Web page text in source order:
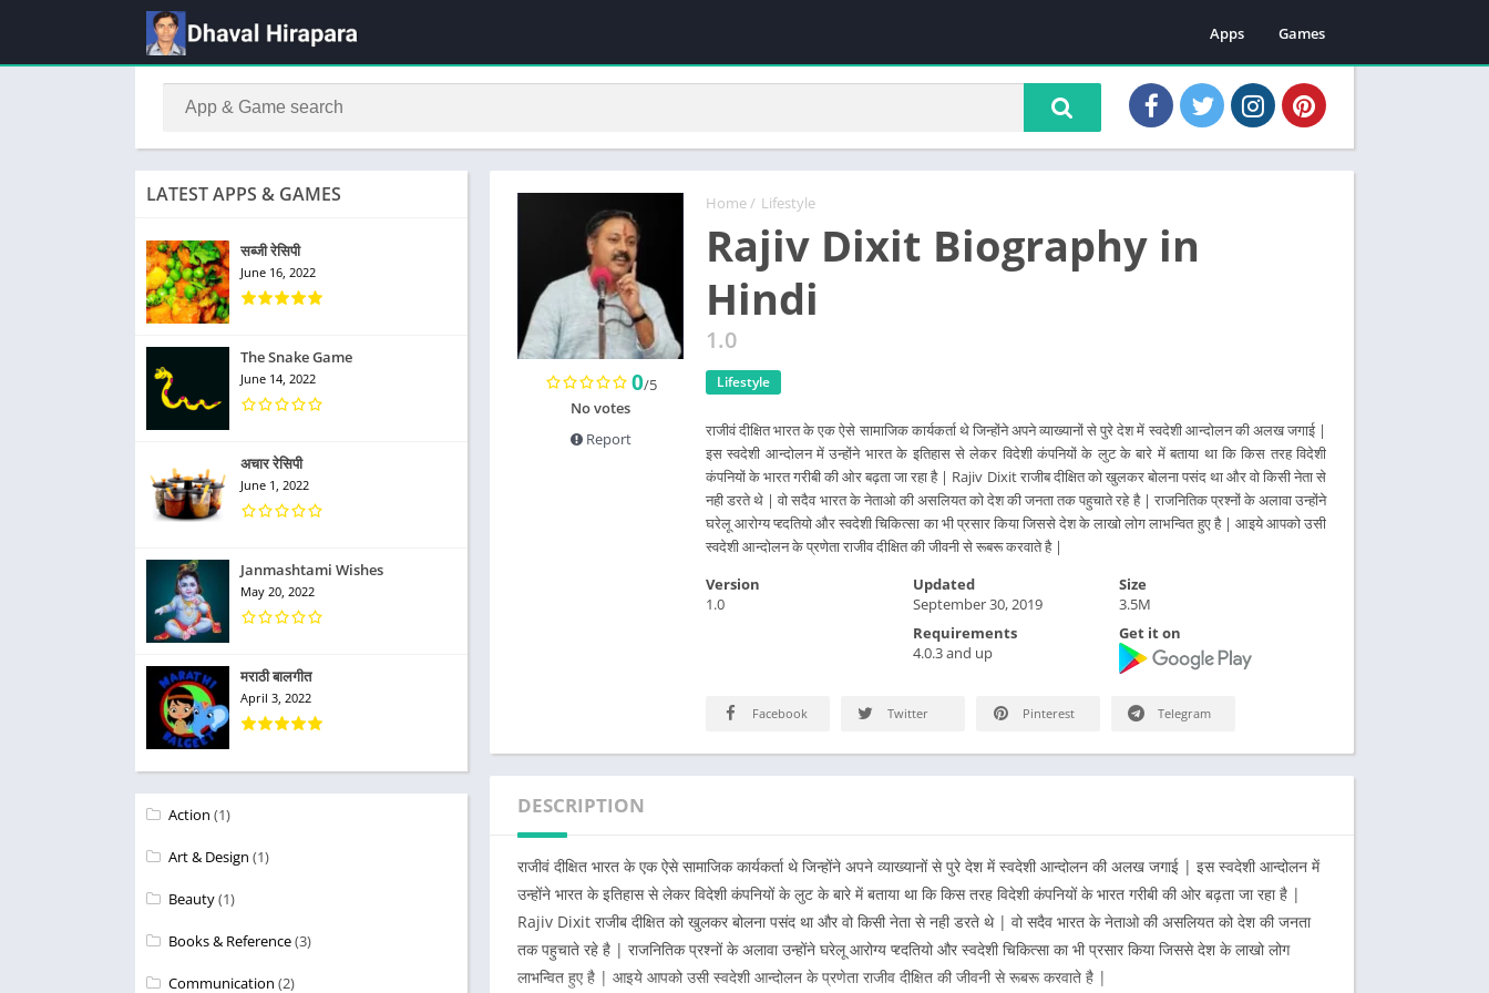
Apps Games
Home/ Lifestyle
Rajiv Dixit Biography in
Hindi
1.0
Lifestyle
राजीवं दीक्षित भारत के एक ऐसे सामाजिक कार्यकर्ता थे जिन्होंने अपने व्याख्यानों से पुरे देश में स्वदेशी आन्दोलन की अलख जगाई |
इस स्वदेशी आन्दोलन में उन्होंने भारत के इतिहास से लेकर विदेशी कंपनियों के लुट के बारे में बताया था कि किस तरह विदेशी
कंपनियों के भारत गरीबी की ओर बढ़ता जा रहा है | Rajiv Dixit राजीब दीक्षित को खुलकर बोलना पसंद था और वो किसी नेता से
नही डरते थे | वो सदैव भारत के नेताओ की असलियत को देश की जनता तक पहुचाते रहे है | राजनितिक प्रश्नों के अलावा उन्होंने
घरेलू आरोग्य प्द्द्दतियो और स्वदेशी चिकित्सा का भी प्रसार किया जिससे देश के लाखो लोग लाभन्वित हुए है | आइये आपको उसी
स्वदेशी आन्दोलन के प्रणेता राजीव दीक्षित की जीवनी से रूबरू करवाते है |
0/5
No votes
Report
Version
1.0
Updated
September 30, 2019
Requirements
4.0.3 and up
Size
3.5M
Get it on
Facebook Twitter Pinterest Telegram
DESCRIPTION
राजीवं दीक्षित भारत के एक ऐसे सामाजिक कार्यकर्ता थे जिन्होंने अपने व्याख्यानों से पुरे देश में स्वदेशी आन्दोलन की अलख जगाई | इस स्वदेशी आन्दोलन में
उन्होंने भारत के इतिहास से लेकर विदेशी कंपनियों के लुट के बारे में बताया था कि किस तरह विदेशी कंपनियों के भारत गरीबी की ओर बढ़ता जा रहा है |
Rajiv Dixit राजीब दीक्षित को खुलकर बोलना पसंद था और वो किसी नेता से नही डरते थे | वो सदैव भारत के नेताओ की असलियत को देश की जनता
तक पहुचाते रहे है | राजनितिक प्रश्नों के अलावा उन्होंने घरेलू आरोग्य प्द्द्दतियो और स्वदेशी चिकित्सा का भी प्रसार किया जिससे देश के लाखो लोग
लाभन्वित हुए है | आइये आपको उसी स्वदेशी आन्दोलन के प्रणेता राजीव दीक्षित की जीवनी से रूबरू करवाते है |
LATEST APPS & GAMES
सब्जी रेसिपी
June 16, 2022
The Snake Game
June 14, 2022
अचार रेसिपी
June 1, 2022
Janmashtami Wishes
May 20, 2022
मराठी बालगीत
April 3, 2022
Action (1)
Art & Design (1)
Beauty(1)
Books & Reference(3)
Communication (2)